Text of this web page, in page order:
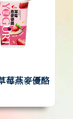
莓燕麥優酪